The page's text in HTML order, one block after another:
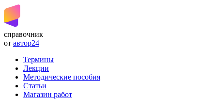
справочник
от автор24
Термины
Лекции
Методические пособия
Статьи
Магазин работ